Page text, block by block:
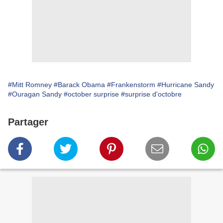
#Mitt Romney #Barack Obama #Frankenstorm #Hurricane Sandy
#Ouragan Sandy #october surprise #surprise d'octobre
Partager